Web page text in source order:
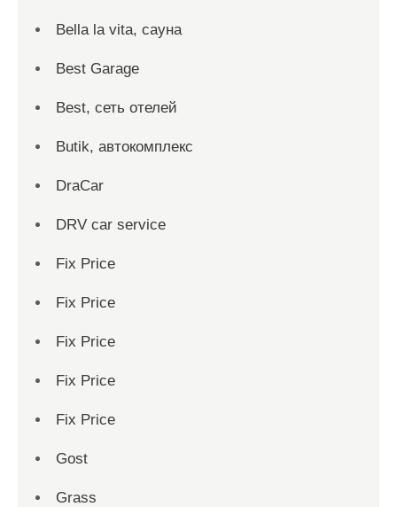
Bella la vita, сауна
Best Garage
Best, сеть отелей
Butik, автокомплекс
DraCar
DRV car service
Fix Price
Fix Price
Fix Price
Fix Price
Fix Price
Gost
Grass